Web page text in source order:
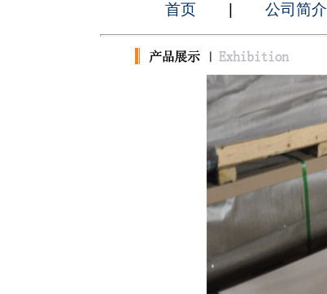
首页 公司简介